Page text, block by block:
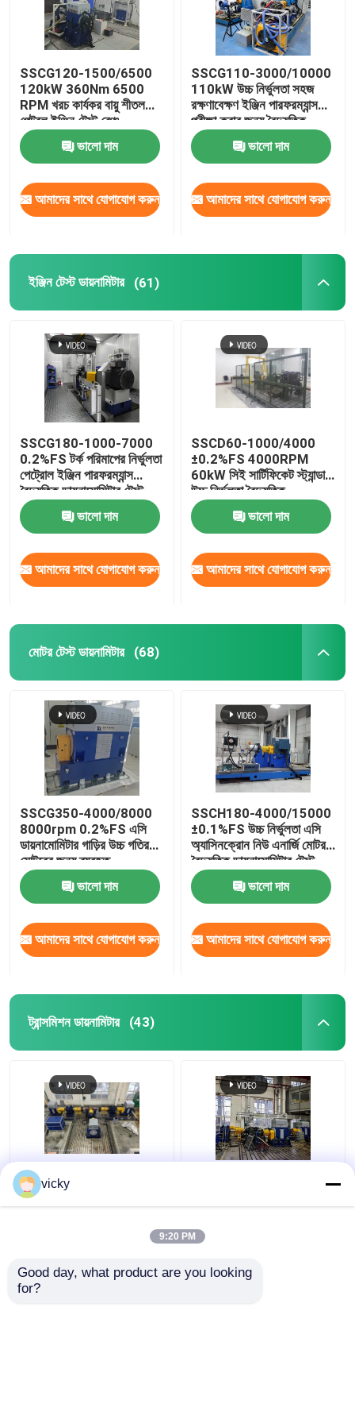
কুল্যান্ট কন্ডিশনিং মেশিন
এডি কারেন্ট ডায়নামিটার
জলবাহী ডায়নামোমিটার
SSCG120-1500/6500
120kW 360Nm 6500
RPM খরচ কার্যকর বায়ু শীতল
পেট্রল ইঞ্জিন টেস্ট বেঞ্চ
ভালো দাম
আমাদের সাথে যোগাযোগ করুন
SSCG110-3000/10000
110kW উচ্চ নির্ভুলতা সহজ
রক্ষণাবেক্ষণ ইঞ্জিন পারফরম্যান্স
পরীক্ষা করার জন্য বৈদ্যুতিক
ডায়নামোমিটার টেস্ট বেঞ্চ সিস্টেম
ভালো দাম
আমাদের সাথে যোগাযোগ করুন
ইঞ্জিন টেস্ট ডায়নামিটার (61)
SSCG180-1000-7000
0.2%FS টর্ক পরিমাপের নির্ভুলতা
পেট্রোল ইঞ্জিন পারফরম্যান্স
বৈদ্যুতিক ডায়নামোমিটার টেস্ট
বেঞ্চ
ভালো দাম
আমাদের সাথে যোগাযোগ করুন
SSCD60-1000/4000
±0.2%FS 4000RPM
60kW সিই সার্টিফিকেট স্ট্যান্ডার্ড
উচ্চ নির্ভুলতা বৈদ্যুতিক
ডায়নামোমিটার টেস্ট বেঞ্চ সিস্টেম
ডিজেল ইঞ্জিনের জন্য
ভালো দাম
আমাদের সাথে যোগাযোগ করুন
মোটর টেস্ট ডায়নামিটার (68)
SSCG350-4000/8000
8000rpm 0.2%FS এসি
ডায়নামোমিটার গাড়ির উচ্চ গতির
মোটরের জন্য ব্যবহৃত
ভালো দাম
আমাদের সাথে যোগাযোগ করুন
SSCH180-4000/15000
±0.1%FS উচ্চ নির্ভুলতা এসি
অ্যাসিনক্রোন নিউ এনার্জি মোটর
বৈদ্যুতিক ডায়নামোমিটার টেস্ট
বেঞ্চ
ভালো দাম
আমাদের সাথে যোগাযোগ করুন
ট্রান্সমিশন ডায়নামিটার (43)
সিলং ইন্টেলিজেন্ট টেকনোলজি স্ব-
উত্পাদিত এসএসসিডি 300-
ডায়নামোমিটার বেঞ্চ সিস্টেম
vicky
9:20 PM
Good day, what product are you looking
for?